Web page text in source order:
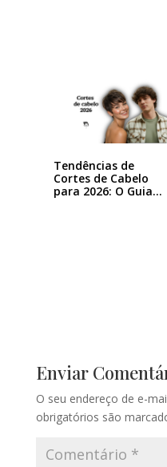
Tendências de
Cortes de Cabelo
para 2026: O Guia…
Enviar
O seu endereço de e-
obrigatórios são